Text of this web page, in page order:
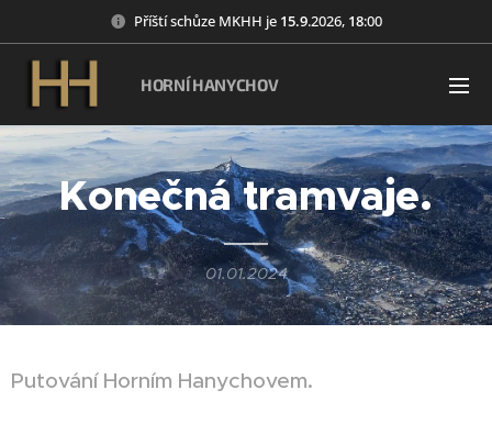
Příští schůze MKHH je 15.9.2026, 18:00
HORNÍ HANYCHOV
Konečná tramvaje.
01.01.2024
Putování Horním Hanychovem.